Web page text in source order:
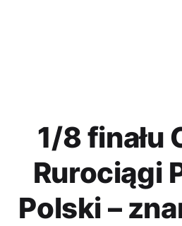
1/8 finału
Rurociągi
Polski –